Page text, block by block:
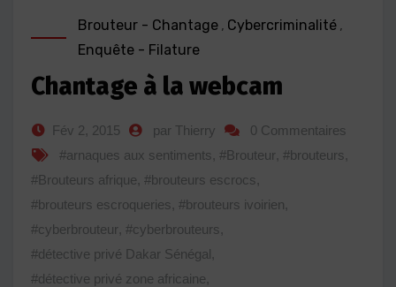
Brouteur - Chantage , Cybercriminalité ,
Enquête - Filature
Chantage à la webcam
Fév 2, 2015 par Thierry
0 Commentaires
#arnaques aux sentiments, #Brouteur, #brouteurs,
#Brouteurs afrique, #brouteurs escrocs,
#brouteurs escroqueries, #brouteurs ivoirien,
#cyberbrouteur, #cyberbrouteurs,
#détective privé Dakar Sénégal,
#détective privé zone africaine,